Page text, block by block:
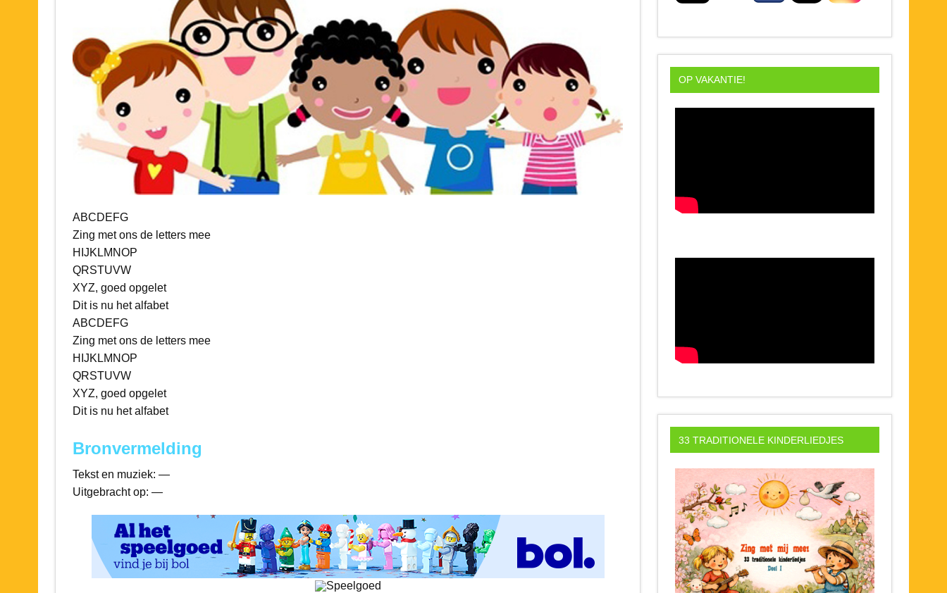
ABCDEFG
Zing met ons de letters mee
HIJKLMNOP
QRSTUVW
XYZ, goed opgelet
Dit is nu het alfabet
ABCDEFG
Zing met ons de letters mee
HIJKLMNOP
QRSTUVW
XYZ, goed opgelet
Dit is nu het alfabet
Bronvermelding
Tekst en muziek: —
Uitgebracht op: —
OP VAKANTIE!
33 TRADITIONELE KINDERLIEDJES